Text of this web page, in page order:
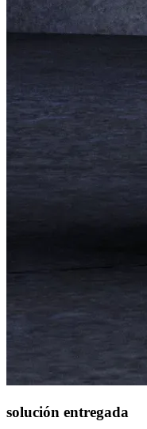
solución entregada